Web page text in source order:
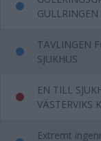
TÄVLINGEN
SJUKHUS
EN TILL
VÄSTERVIKS
Extremt